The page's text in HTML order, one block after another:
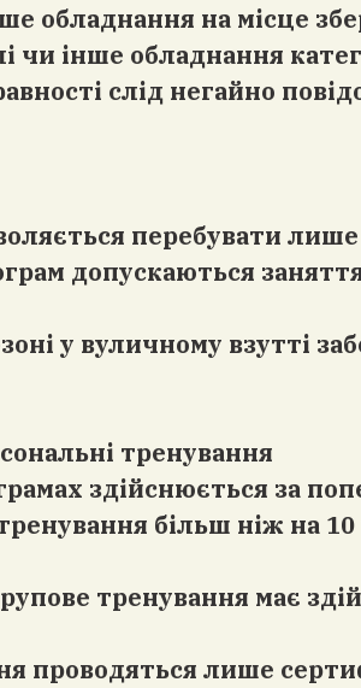
обладнання на місце
чи інше обладнання
слід негайно
перебувати
допускаються
у вуличному взутті
тренування
здійснюється за
більш ніж на
тренування має
проводяться лише